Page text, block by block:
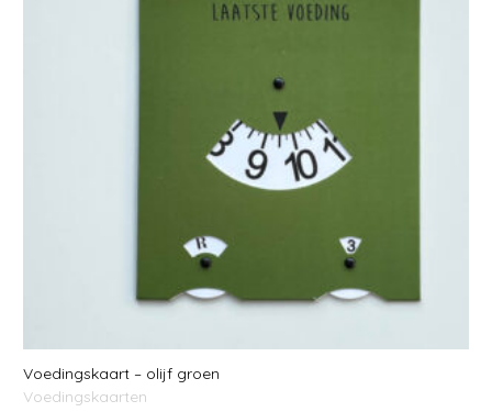
Voedingskaart – olijf groen
Voedingskaarten